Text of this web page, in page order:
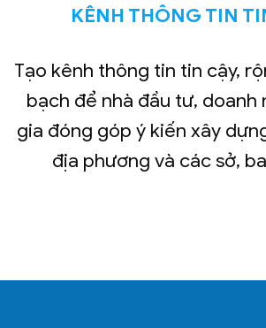
KÊNH THÔNG TIN
Tạo kênh thông tin tin cậy,
bạch để nhà đầu tư, doanh
gia đóng góp ý kiến xây
địa phương và các sở,